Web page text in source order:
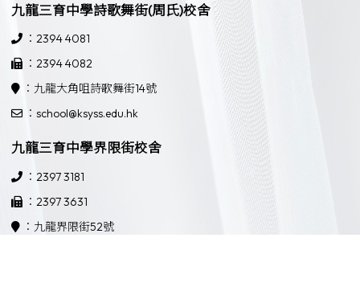
九龍三育中學詩歌舞街(周氏)校舍
：2394 4081
：2394 4082
：九龍大角咀詩歌舞街14號
：school@ksyss.edu.hk
九龍三育中學界限街校舍
：2397 3181
：2397 3631
：九龍界限街52號